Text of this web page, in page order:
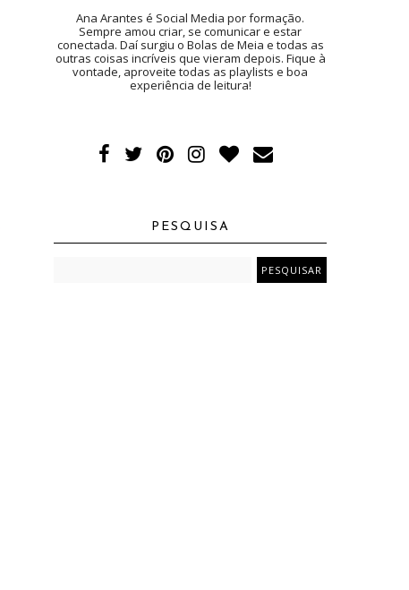
Ana Arantes é Social Media por formação.
Sempre amou criar, se comunicar e estar
conectada. Daí surgiu o Bolas de Meia e todas as
outras coisas incríveis que vieram depois. Fique à
vontade, aproveite todas as playlists e boa
experiência de leitura!
PESQUISA